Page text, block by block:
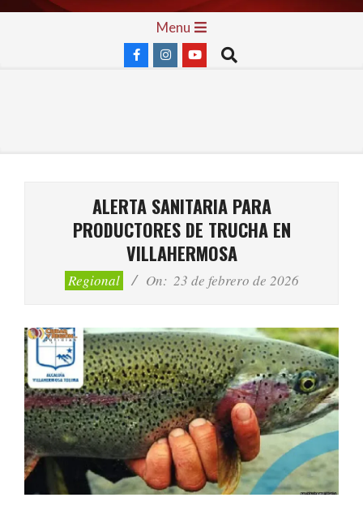
Skip
Menu
Search
ALERTA SANITARIA PARA
PRODUCTORES DE TRUCHA EN
VILLAHERMOSA
Regional On: 23 de febrero de 2026